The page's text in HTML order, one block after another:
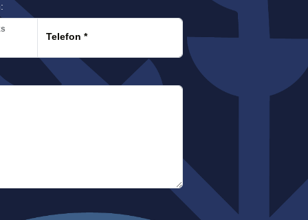
Telefon*